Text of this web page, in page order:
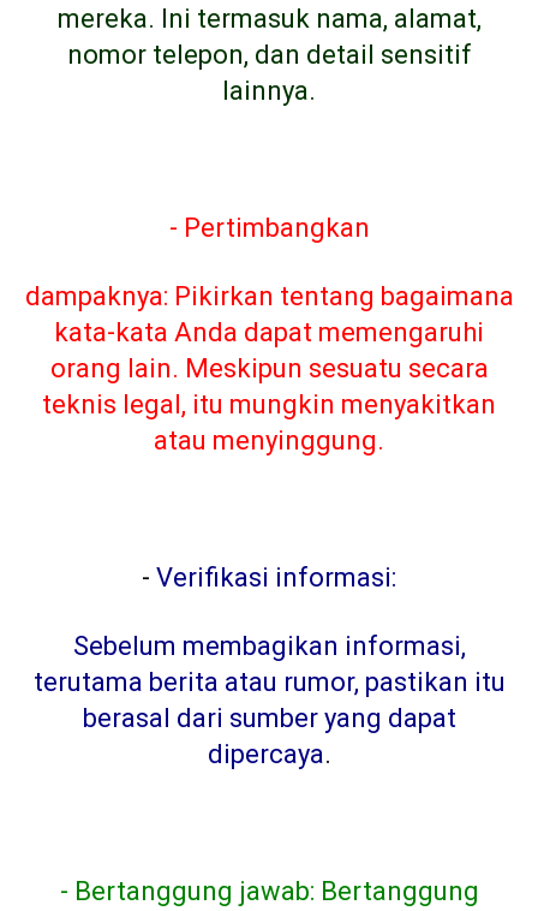
mereka. Ini termasuk nama, alamat,
nomor telepon, dan detail sensitif
lainnya.
- Pertimbangkan
dampaknya: Pikirkan tentang bagaimana
kata-kata Anda dapat memengaruhi
orang lain. Meskipun sesuatu secara
teknis legal, itu mungkin menyakitkan
atau menyinggung.
- Verifikasi informasi:
Sebelum membagikan informasi,
terutama berita atau rumor, pastikan itu
berasal dari sumber yang dapat
dipercaya.
- Bertanggung jawab: Bertanggung